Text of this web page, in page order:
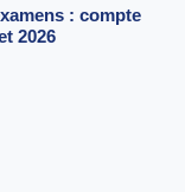
: compte
2026